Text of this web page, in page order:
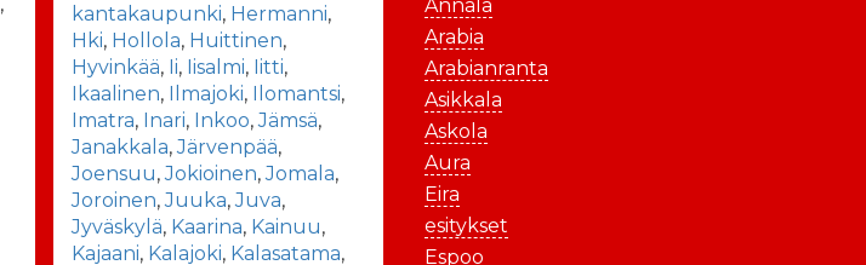
kantakaupunki, Hermanni,
Hki, Hollola, Huittinen,
Hyvinkää, Ii, Iisalmi, Iitti,
Ikaalinen, Ilmajoki, Ilomantsi,
Imatra, Inari, Inkoo,Jämsä,
Janakkala,Järvenpää,
Joensuu,Jokioinen,Jomala,
Joroinen,Juuka,Juva,
Jyväskylä, Kaarina, Kainuu,
Kajaani, Kalajoki, Kalasatama,
Annala
Arabia
Arabianranta
Asikkala
Askola
Aura
Eira
esitykset
Espoo